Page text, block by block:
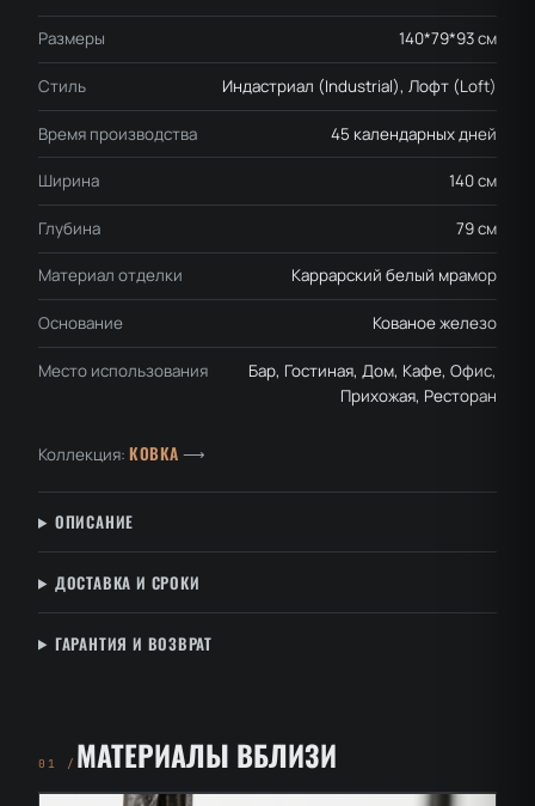
Размеры 140*79*93 см
Стиль Индастриал (Industrial), Лофт (Loft)
Время производства 45 календарных дней
Ширина 140 см
Глубина 79 см
Материал отделки Каррарский белый мрамор
Основание Кованое железо
Место использования
Бар, Гостиная, Дом, Кафе, Офис,
Прихожая, Ресторан
Коллекция: КОВКА ⟶
ОПИСАНИЕ
ДОСТАВКА И СРОКИ
ГАРАНТИЯ И ВОЗВРАТ
01 / МАТЕРИАЛЫ ВБЛИЗИ